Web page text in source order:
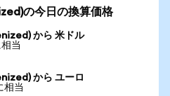
の今日の換算価格
から 米ドル
当
から ユーロ
相当